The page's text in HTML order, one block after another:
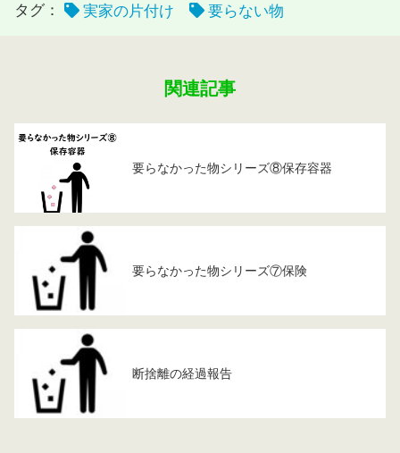
タグ：
実家の片付け 要らない物
関連記事
要らなかった物シリーズ⑧保存容器
要らなかった物シリーズ⑦保険
断捨離の経過報告